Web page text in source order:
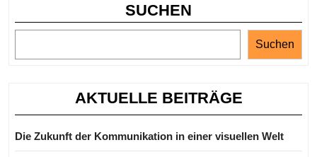
SUCHEN
Suchen
AKTUELLE BEITRÄGE
Die Zukunft der Kommunikation in einer visuellen Welt